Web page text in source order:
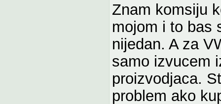
Znam komsiju
mojom i to bas
nijedan. A za
samo izvucem
proizvodjaca.
problem ako